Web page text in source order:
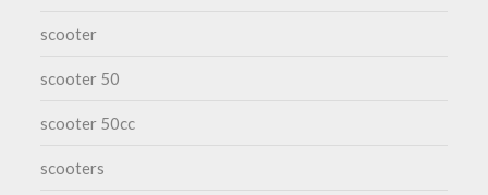
scooter
scooter 50
scooter 50cc
scooters